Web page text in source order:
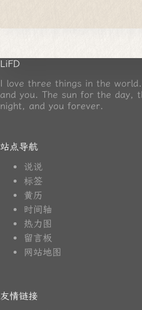
LiFD
I love three things in the
and you. The sun for the day,
night, and you forever.
站点导航
说说
标签
黄历
时间轴
热力图
留言板
网站地图
友情链接